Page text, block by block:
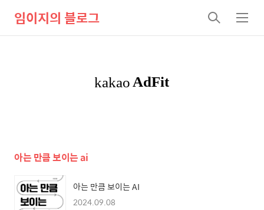
임이지의 블로그
검
색
메
뉴
아는 만큼 보이는 ai
아는 만큼 보이는 AI
2024.09.08